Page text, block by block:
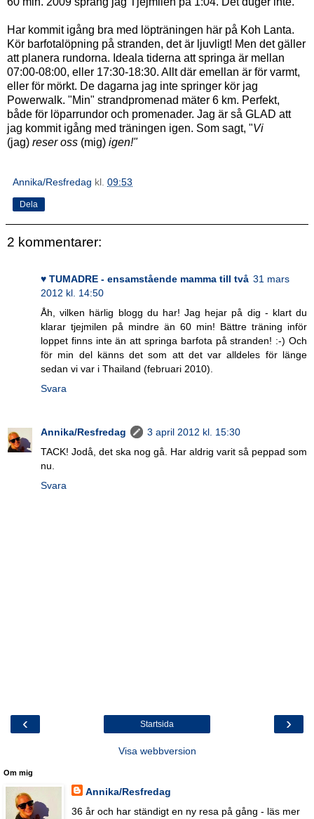
Har kommit igång bra med löpträningen här på Koh Lanta.
Kör barfotalöpning på stranden, det är ljuvligt! Men det gäller
att planera rundorna. Ideala tiderna att springa är mellan
07:00-08:00, eller 17:30-18:30. Allt där emellan är för varmt,
eller för mörkt. De dagarna jag inte springer kör jag
Powerwalk. "Min" strandpromenad mäter 6 km. Perfekt,
både för löparrundor och promenader. Jag är så GLAD att
jag kommit igång med träningen igen. Som sagt, "Vi
(jag) reser oss (mig) igen!"
Annika/Resfredag kl. 09:53
Dela
2 kommentarer:
♥ TUMADRE - ensamstående mamma till två 31 mars
2012 kl. 14:50
Åh, vilken härlig blogg du har! Jag hejar på dig - klart du
klarar tjejmilen på mindre än 60 min! Bättre träning inför
loppet finns inte än att springa barfota på stranden! :-) Och
för min del känns det som att det var alldeles för länge
sedan vi var i Thailand (februari 2010).
Svara
Annika/Resfredag
3 april 2012 kl. 15:30
TACK! Jodå, det ska nog gå. Har aldrig varit så peppad som
nu.
Svara
‹ ›
Startsida
Visa webbversion
Om mig
Annika/Resfredag
36 år och har ständigt en ny resa på gång - läs mer